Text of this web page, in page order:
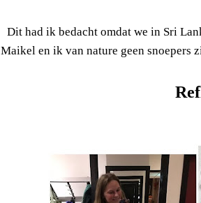
Dit had ik bedacht omdat we in Sri
Maikel en ik van nature geen snoepers